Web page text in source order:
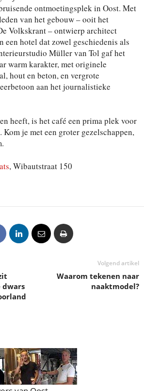
ontmoetingsplek in Oost. Met
van het gebouw – ooit het
Volkskrant – ontwierp architect
een hotel dat zowel geschiedenis als
Müller van Tol gaf het
warm karakter, met originele
hout en beton, en vergrote
aan het journalistieke
heeft, is het café een prima plek voor
je met een groter gezelschappen,
, Wibautstraat 150
Volgend artikel
Waarom tekenen naar
naaktmodel?